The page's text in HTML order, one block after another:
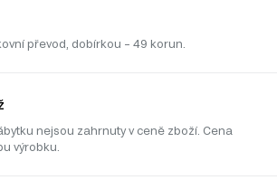
převod, dobírkou – 49 korun.
nejsou zahrnuty v ceně zboží. Cena
výrobku.